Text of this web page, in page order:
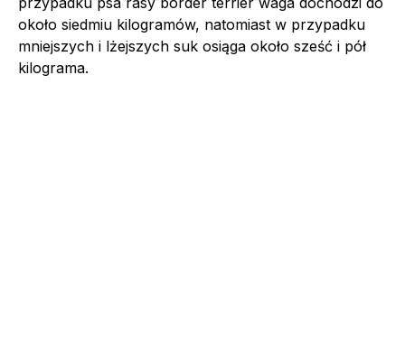
około siedmiu kilogramów, natomiast w przypadku
mniejszych i lżejszych suk osiąga około sześć i pół
kilograma.